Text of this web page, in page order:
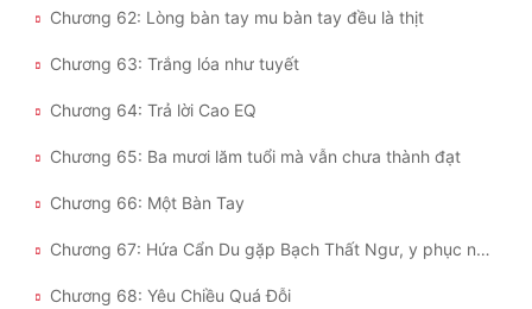
Chương 62: Lòng bàn tay mu bàn tay đều là thịt
Chương 63: Trắng lóa như tuyết
Chương 64: Trả lời Cao EQ
Chương 65: Ba mươi lăm tuổi mà vẫn chưa thành đạt
Chương 66: Một Bàn Tay
Chương 67: Hứa Cẩn Du gặp Bạch Thất Ngư, y phục này cũng quá xoàng xĩnh
Chương 68: Yêu Chiều Quá Đỗi